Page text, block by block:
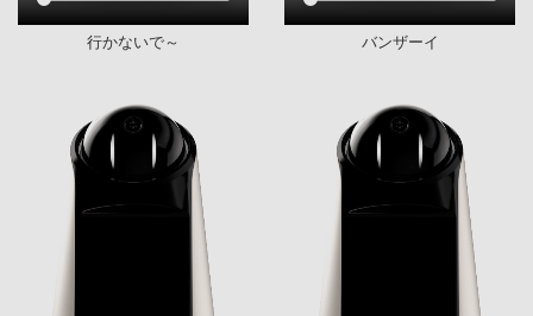
行かないで～ バンザーイ